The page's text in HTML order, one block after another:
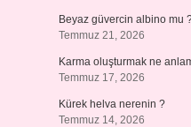
Beyaz güvercin albino mu
Temmuz 21, 2026
Karma oluşturmak ne
Temmuz 17, 2026
Kürek helva nerenin ?
Temmuz 14, 2026